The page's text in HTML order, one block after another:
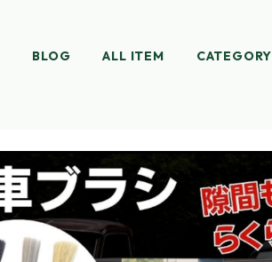
BLOG ALL ITEM CATEGORY